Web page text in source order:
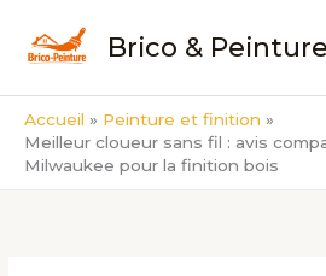
Brico & Peinture
Accueil
Peinture et finition
Meilleur cloueur sans fil : avis
Milwaukee pour la finition bois